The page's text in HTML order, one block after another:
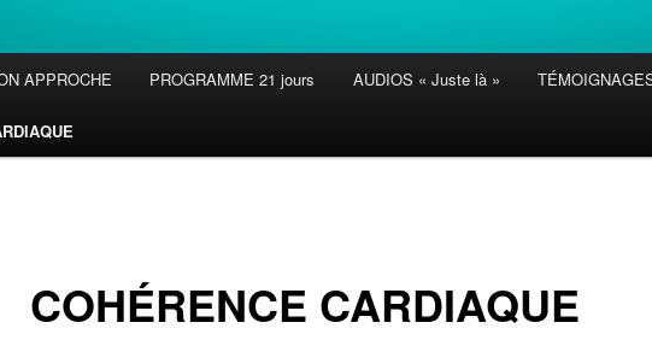
APPROCHE PROGRAMME 21 jours AUDIOS « Juste là »
COHÉRENCE CARDIAQUE